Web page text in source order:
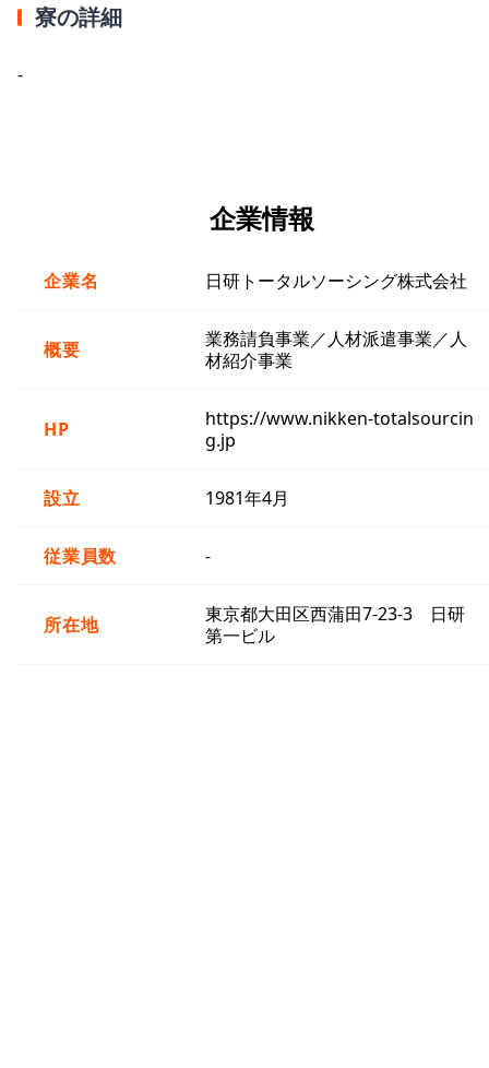
寮の詳細
-
企業情報
企業名 日研トータルソーシング株式会社
概要
業務請負事業／人材派遣事業／人
材紹介事業
HP
https://www.nikken-totalsourcin
g.jp
設立 1981年4月
従業員数 -
所在地
東京都大田区西蒲田7-23-3 日研
第一ビル